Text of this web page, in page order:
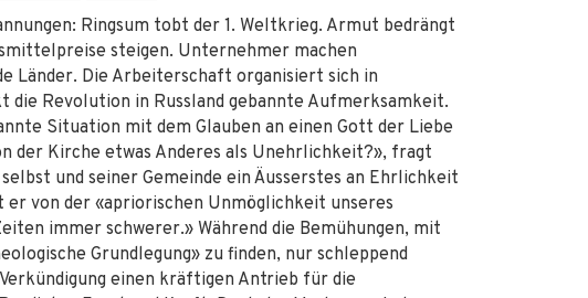
Ringsum tobt der 1. Weltkrieg. Armut bedrängt
steigen. Unternehmer machen
Länder. Die Arbeiterschaft organisiert sich in
die Revolution in Russland gebannte Aufmerksamkeit.
Situation mit dem Glauben an einen Gott der Liebe
der Kirche etwas Anderes als Unehrlichkeit?», fragt
und seiner Gemeinde ein Äusserstes an Ehrlichkeit
er von der «apriorischen Unmöglichkeit unseres
immer schwerer.» Während die Bemühungen, mit
Grundlegung» zu finden, nur schleppend
einen kräftigen Antrieb für die